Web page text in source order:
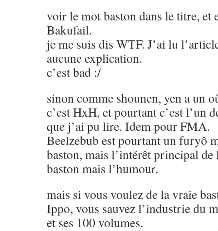
voir le mot baston dans le titre, et
Bakufail.
je me suis dis WTF. J’ai lu
aucune explication.
c’est bad :/
sinon comme shounen, yen a un
c’est HxH, et pourtant c’est l’un
que j’ai pu lire. Idem pour FMA.
Beelzebub est pourtant un furyô
baston, mais l’intérêt principal de
baston mais l’humour.
mais si vous voulez de la vraie
Ippo, vous sauvez l’industrie du
et ses 100 volumes.